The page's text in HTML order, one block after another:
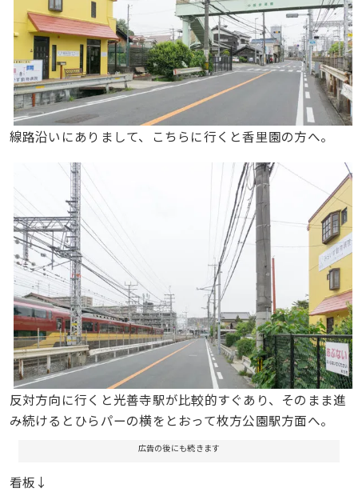
線路沿いにありまして、こちらに行くと香里園の方へ。
反対方向に行くと光善寺駅が比較的すぐあり、そのまま進
み続けるとひらパーの横をとおって枚方公園駅方面へ。
広告の後にも続きます
看板↓